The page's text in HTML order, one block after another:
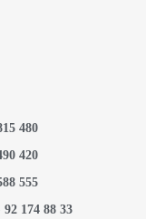
480
420
555
174 88 33